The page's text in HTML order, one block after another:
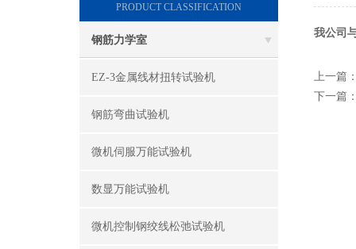
PRODUCT CLASSIFICATION
钢筋力学室
EZ-3金属线材扭转试验机
钢筋弯曲试验机
微机伺服万能试验机
数显万能试验机
微机控制钢绞线松弛试验机
我公司
上一篇
下一篇